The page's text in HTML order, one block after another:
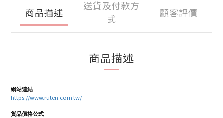
商品描述
送貨及付款方
式
顧客評價
商品描述
網站連結
https://www.ruten.com.tw/
貨品價格公式